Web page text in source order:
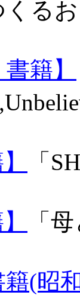
くる
籍】
「
「
籍(昭